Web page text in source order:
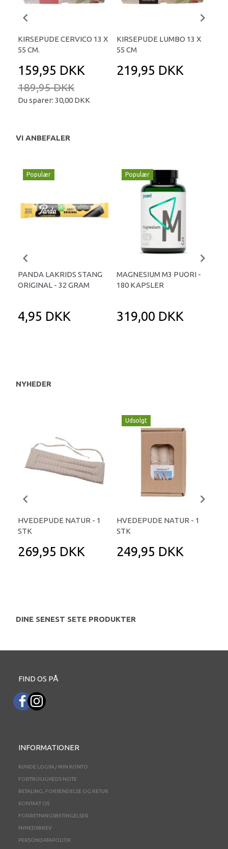
KIRSEPUDE CERVICO 13 X
55 CM.
159,95 DKK
189,95 DKK
Du sparer: 30,00 DKK
KIRSEPUDE LUMBO 13 X
55 CM
219,95 DKK
VI ANBEFALER
Populær
PANDA LAKRIDS STANG
ORIGINAL - 32 GRAM
4,95 DKK
Populær
MAGNESIUM M3 PUORI -
180 KAPSLER
319,00 DKK
NYHEDER
HVEDEPUDE NATUR - 1
STK
269,95 DKK
Udsolgt
HVEDEPUDE NATUR - 1
STK
249,95 DKK
DINE SENEST SETE PRODUKTER
FIND OS PÅ
INFORMATIONER
KUNDE LOGIN / MIN KONTO
FORTROLIGHEDS NOTE
BETALING, FORSENDELSE OG RETUR
KONTAKT OS
FORRETNINGSBETINGELSER
NYHEDSBREV
PERSONDATAPOLITIK